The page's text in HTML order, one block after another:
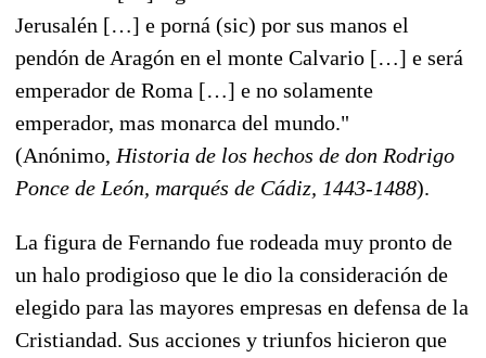
Jerusalén […] e porná (sic) por sus manos el
pendón de Aragón en el monte Calvario […] e será
emperador de Roma […] e no solamente
emperador, mas monarca del mundo."
(Anónimo, Historia de los hechos de don Rodrigo
Ponce de León, marqués de Cádiz, 1443-1488).
La figura de Fernando fue rodeada muy pronto de
un halo prodigioso que le dio la consideración de
elegido para las mayores empresas en defensa de la
Cristiandad. Sus acciones y triunfos hicieron que